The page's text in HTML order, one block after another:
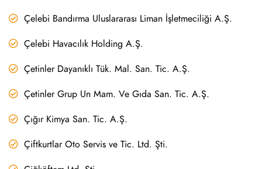
Çelebi Bandırma Uluslararası Liman İşletmeciliği A.Ş.
Çelebi Havacılık Holding A.Ş.
Çetinler Dayanıklı Tük. Mal. San. Tic. A.Ş.
Çetinler Grup Un Mam. Ve Gıda San. Tic. A.Ş.
Çığır Kimya San. Tic. A.Ş.
Çiftkurtlar Oto Servis ve Tic. Ltd. Şti.